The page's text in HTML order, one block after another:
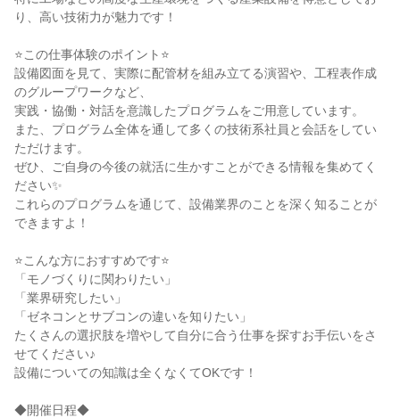
り、高い技術力が魅力です！
⭐この仕事体験のポイント⭐
設備図面を見て、実際に配管材を組み立てる演習や、工程表作成
のグループワークなど、
実践・協働・対話を意識したプログラムをご用意しています。
また、プログラム全体を通して多くの技術系社員と会話をしてい
ただけます。
ぜひ、ご自身の今後の就活に生かすことができる情報を集めてく
ださい✨
これらのプログラムを通じて、設備業界のことを深く知ることが
できますよ！
⭐こんな方におすすめです⭐
「モノづくりに関わりたい」
「業界研究したい」
「ゼネコンとサブコンの違いを知りたい」
たくさんの選択肢を増やして自分に合う仕事を探すお手伝いをさ
せてください♪
設備についての知識は全くなくてOKです！
◆開催日程◆